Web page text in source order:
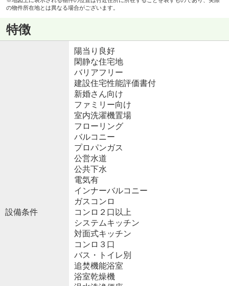
の物件所在地とは異なる場合がございます。
特徴
設備条件
陽当り良好
閑静な住宅地
バリアフリー
建設住宅性能評価書付
新婚さん向け
ファミリー向け
室内洗濯機置場
フローリング
バルコニー
プロパンガス
公営水道
公共下水
電気有
インナーバルコニー
ガスコンロ
コンロ２口以上
システムキッチン
対面式キッチン
コンロ３口
バス・トイレ別
追焚機能浴室
浴室乾燥機